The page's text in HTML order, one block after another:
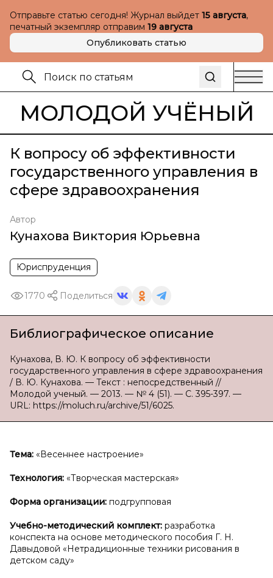
Отправьте статью сегодня! Журнал выйдет 15 августа,
печатный экземпляр отправим 19 августа
Опубликовать статью
МОЛОДОЙ УЧЁНЫЙ
К вопросу об эффективности
государственного управления в
сфере здравоохранения
Автор
Кунахова Виктория Юрьевна
Юриспруденция
1770 Поделиться
Библиографическое описание
Кунахова, В. Ю. К вопросу об эффективности
государственного управления в сфере здравоохранения
/ В. Ю. Кунахова. — Текст : непосредственный //
Молодой ученый. — 2013. — № 4 (51). — С. 395-397. —
URL: https://moluch.ru/archive/51/6025.
Тема: «Весеннее настроение»
Технология: «Творческая мастерская»
Форма организации: подгрупповая
Учебно-методический комплект: разработка
конспекта на основе методического пособия Г. Н.
Давыдовой «Нетрадиционные техники рисования в
детском саду»